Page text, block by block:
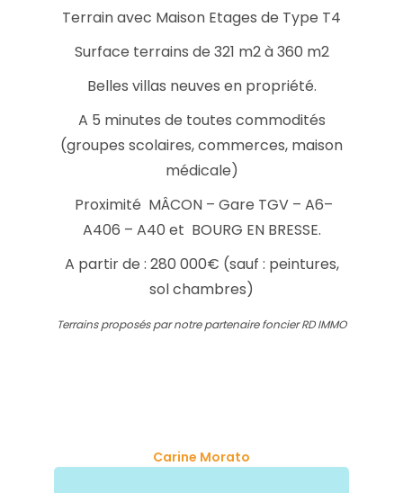
Terrain avec Maison Etages de Type T4
Surface terrains de 321 m2 à 360 m2
Belles villas neuves en propriété.
A 5 minutes de toutes commodités
(groupes scolaires, commerces, maison
médicale)
Proximité MÂCON – Gare TGV – A6–
A406 – A40 et BOURG EN BRESSE.
A partir de : 280 000€ (sauf : peintures,
sol chambres)
Terrains proposés par notre partenaire foncier RD IMMO
Carine Morato